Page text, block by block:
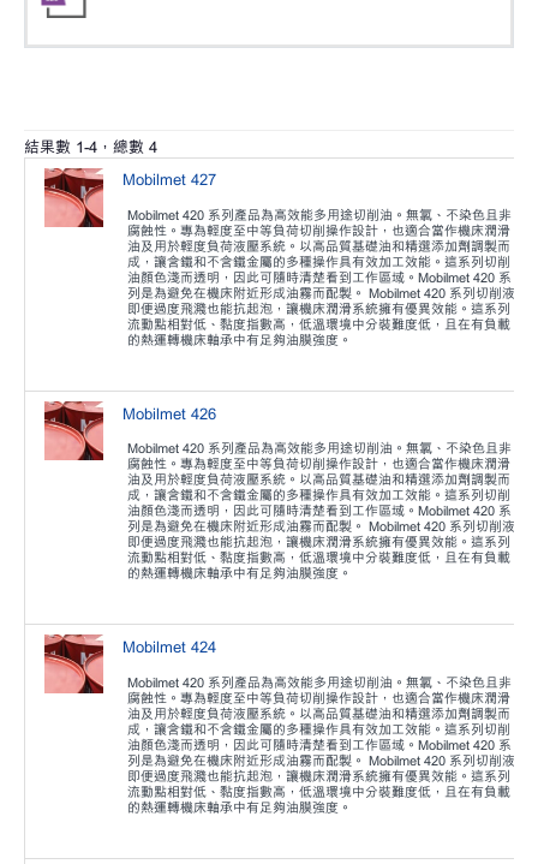
結果數 1-4 ，總數 4
Mobilmet 427
Mobilmet 420 系列產品為高效能多用途切削油。無氯、不染色且非
腐蝕性。專為輕度至中等負荷切削操作設計，也適合當作機床潤滑
油及用於輕度負荷液壓系統。以高品質基礎油和精選添加劑調製而
成，讓含鐵和不含鐵金屬的多種操作具有效加工效能。這系列切削
油顏色淺而透明，因此可隨時清楚看到工作區域。Mobilmet 420 系
列是為避免在機床附近形成油霧而配製。 Mobilmet 420 系列切削液
即便過度飛濺也能抗起泡，讓機床潤滑系統擁有優異效能。這系列
流動點相對低、黏度指數高，低溫環境中分裝難度低，且在有負載
的熱運轉機床軸承中有足夠油膜強度。
Mobilmet 426
Mobilmet 420 系列產品為高效能多用途切削油。無氯、不染色且非
腐蝕性。專為輕度至中等負荷切削操作設計，也適合當作機床潤滑
油及用於輕度負荷液壓系統。以高品質基礎油和精選添加劑調製而
成，讓含鐵和不含鐵金屬的多種操作具有效加工效能。這系列切削
油顏色淺而透明，因此可隨時清楚看到工作區域。Mobilmet 420 系
列是為避免在機床附近形成油霧而配製。 Mobilmet 420 系列切削液
即便過度飛濺也能抗起泡，讓機床潤滑系統擁有優異效能。這系列
流動點相對低、黏度指數高，低溫環境中分裝難度低，且在有負載
的熱運轉機床軸承中有足夠油膜強度。
Mobilmet 424
Mobilmet 420 系列產品為高效能多用途切削油。無氯、不染色且非
腐蝕性。專為輕度至中等負荷切削操作設計，也適合當作機床潤滑
油及用於輕度負荷液壓系統。以高品質基礎油和精選添加劑調製而
成，讓含鐵和不含鐵金屬的多種操作具有效加工效能。這系列切削
油顏色淺而透明，因此可隨時清楚看到工作區域。Mobilmet 420 系
列是為避免在機床附近形成油霧而配製。 Mobilmet 420 系列切削液
即便過度飛濺也能抗起泡，讓機床潤滑系統擁有優異效能。這系列
流動點相對低、黏度指數高，低溫環境中分裝難度低，且在有負載
的熱運轉機床軸承中有足夠油膜強度。